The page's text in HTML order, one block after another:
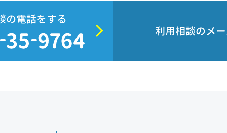
の電話をする
利用相談のメ